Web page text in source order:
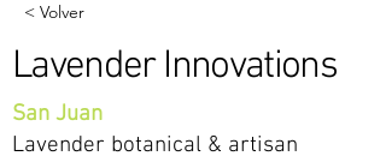
< Volver
Lavender Innovations
San Juan
Lavender botanical & artisan